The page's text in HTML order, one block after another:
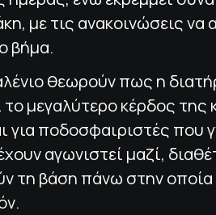
με τις ανακοινώσεις να
βήμα.
θεωρούν πως η
το μεγαλύτερο κέρδος της
για ποδοσφαιριστές που
αγωνιστεί μαζί,
τη βάση πάνω στην